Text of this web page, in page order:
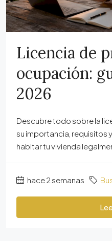
Licencia de
ocupación:
2026
Descubre todo sobre la
su importancia, requisitos
habitar tu vivienda
hace 2 semanas